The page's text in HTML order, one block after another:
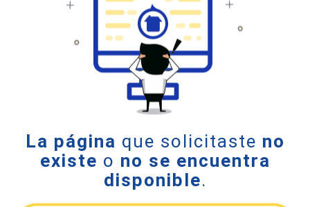
La página que solicitaste no
existe o no se encuentra
disponible.